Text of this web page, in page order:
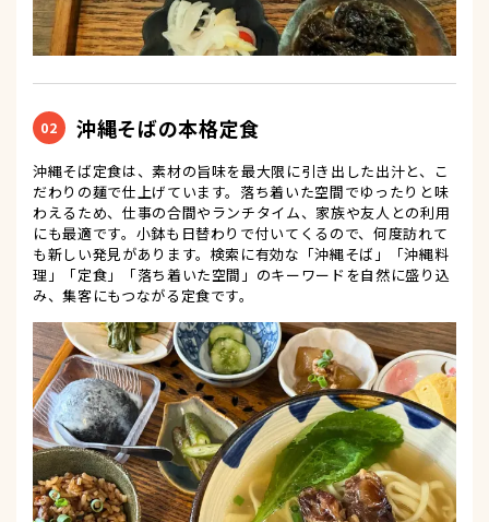
02 沖縄そばの本格定食
沖縄そば定食は、素材の旨味を最大限に引き出した出汁と、こ
だわりの麺で仕上げています。落ち着いた空間でゆったりと味
わえるため、仕事の合間やランチタイム、家族や友人との利用
にも最適です。小鉢も日替わりで付いてくるので、何度訪れて
も新しい発見があります。検索に有効な「沖縄そば」「沖縄料
理」「定食」「落ち着いた空間」のキーワードを自然に盛り込
み、集客にもつながる定食です。